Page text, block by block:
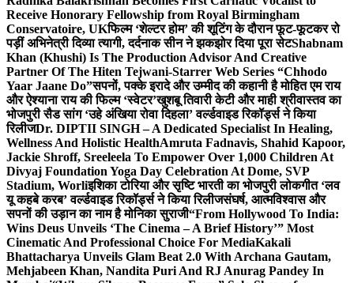
Receive Honorary Fellowship from Royal Birmingham
Conservatoire, UKफिल्म ‘शेल्टर होम’ की शूटिंग के दौरान फूट-फूटकर रो
पड़ीं अभिनेत्री दिव्या त्यागी, दर्दनाक सीन ने झकझोर दिया पूरा सेटShabnam
Khan (Khushi) Is The Production Advisor And Creative
Partner Of The Hiten Tejwani-Starrer Web Series “Chhodo
Yaar Jaane Do”सपनों, पक्के इरादे और उम्मीद की कहानी है मोहित एम राय
और ऐश्याना राय की फिल्म ‘स्वेटर’खुशबू तिवारी केटी और माही श्रीवास्तव का
भोजपुरी सैड सांग ‘उहे अंखिया रोवा दिहला’ वर्ल्डवाइड रिकॉर्ड्स ने किया
रिलीजDr. DIPTII SINGH – A Dedicated Specialist In Healing,
Wellness And Holistic HealthAmruta Fadnavis, Shahid Kapoor,
Jackie Shroff, Sreeleela To Empower Over 1,000 Children At
Divyaj Foundation Yoga Day Celebration At Dome, SVP
Stadium, Worliइशिका टोरिया और सृष्टि भारती का भोजपुरी लोकगीत ‘लव
यू कहबे करब’ वर्ल्डवाइड रिकॉर्ड्स ने किया रिलीजसंघर्ष, आत्मविश्वास और
सपनों की उड़ान का नाम है मोनिका सुराजी“From Hollywood To India:
Wins Deus Unveils ‘The Cinema – A Brief History’” Most
Cinematic And Professional Choice For MediaKakali
Bhattacharya Unveils Glam Beat 2.0 With Archana Gautam,
Mehjabeen Khan, Nandita Puri And RJ Anurag Pandey In